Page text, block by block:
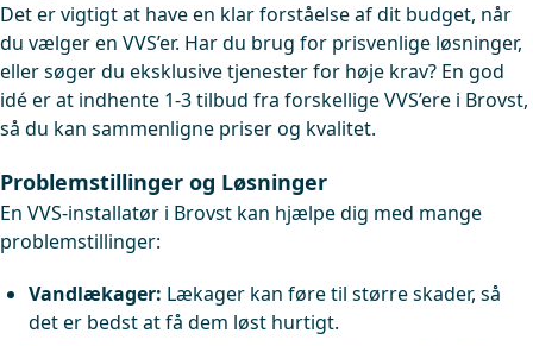
Det er vigtigt at have en klar forståelse af dit budget, når
du vælger en VVS’er. Har du brug for prisvenlige løsninger,
eller søger du eksklusive tjenester for høje krav? En god
idé er at indhente 1-3 tilbud fra forskellige VVS’ere i Brovst,
så du kan sammenligne priser og kvalitet.
Problemstillinger og Løsninger
En VVS-installatør i Brovst kan hjælpe dig med mange
problemstillinger:
Vandlækager: Lækager kan føre til større skader, så
det er bedst at få dem løst hurtigt.